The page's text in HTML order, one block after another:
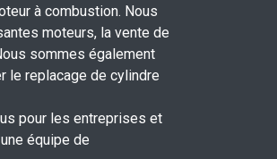
à combustion. Nous
moteurs, la vente de
sommes également
le replacage de cylindre
pour les entreprises et
équipe de